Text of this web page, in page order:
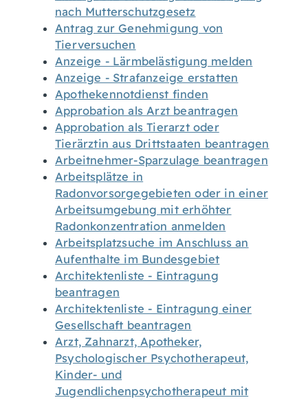
nach Mutterschutzgesetz
Antrag zur Genehmigung von
Tierversuchen
Anzeige - Lärmbelästigung melden
Anzeige - Strafanzeige erstatten
Apothekennotdienst finden
Approbation als Arzt beantragen
Approbation als Tierarzt oder
Tierärztin aus Drittstaaten beantragen
Arbeitnehmer-Sparzulage beantragen
Arbeitsplätze in
Radonvorsorgegebieten oder in einer
Arbeitsumgebung mit erhöhter
Radonkonzentration anmelden
Arbeitsplatzsuche im Anschluss an
Aufenthalte im Bundesgebiet
Architektenliste - Eintragung
beantragen
Architektenliste - Eintragung einer
Gesellschaft beantragen
Arzt, Zahnarzt, Apotheker,
Psychologischer Psychotherapeut,
Kinder- und
Jugendlichenpsychotherapeut mit